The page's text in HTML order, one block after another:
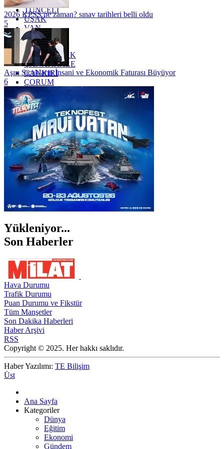
TUNCELİ
UŞAK
VAN
YALOVA
YOZGAT
ZONGULDAK
ÇANAKKALE
ÇANKIRI
ÇORUM
İSTANBUL
İZMİR
ŞANLIURFA
ŞIRNAK
2026 KPSS ne zaman? sınav tarihleri belli oldu
5
Aşırı Sıcakların İnsani ve Ekonomik Faturası Büyüyor
6
Yükleniyor...
Son Haberler
Hava Durumu
Trafik Durumu
Puan Durumu ve Fikstür
Tüm Manşetler
Son Dakika Haberleri
Haber Arşivi
RSS
Copyright © 2025. Her hakkı saklıdır.
Haber Yazılımı: TE Bilişim
Üst
Ana Sayfa
Kategoriler
Dünya
Eğitim
Ekonomi
Gündem